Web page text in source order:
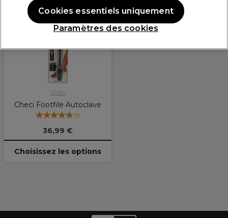
d'options
Checi
Checi Footfile Autoclave
(1)
36,99 €
Choisissez les options
Paramètres des cookies
Cookies essentiels uniquement